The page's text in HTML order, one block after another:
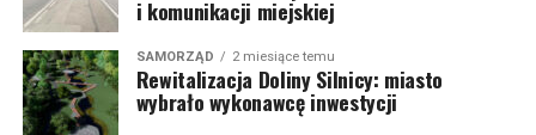
i komunikacji miejskiej
SAMORZĄD 2 miesiące temu
Rewitalizacja Doliny Silnicy: miasto
wybrało wykonawcę inwestycji